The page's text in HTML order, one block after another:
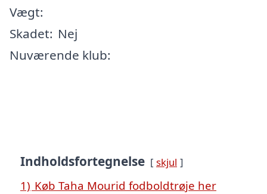
Vægt:
Skadet: Nej
Nuværende klub:
Indholdsfortegnelse skjul
1) Køb Taha Mourid fodboldtrøje her